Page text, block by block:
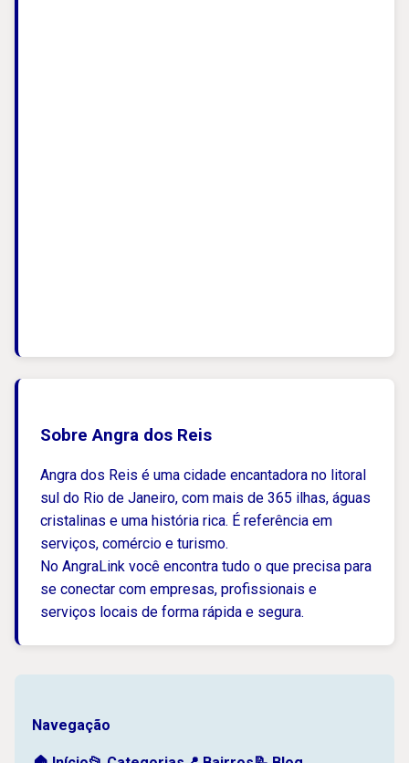
Sobre Angra dos Reis
Angra dos Reis é uma cidade encantadora no litoral
sul do Rio de Janeiro, com mais de 365 ilhas, águas
cristalinas e uma história rica. É referência em
serviços, comércio e turismo.
No AngraLink você encontra tudo o que precisa para
se conectar com empresas, profissionais e
serviços locais de forma rápida e segura.
Navegação